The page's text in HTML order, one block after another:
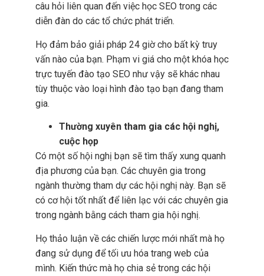
câu hỏi liên quan đến việc học SEO trong các
diễn đàn do các tổ chức phát triển.
Họ đảm bảo giải pháp 24 giờ cho bất kỳ truy
vấn nào của bạn. Phạm vi giá cho một khóa học
trực tuyến đào tạo SEO như vậy sẽ khác nhau
tùy thuộc vào loại hình đào tạo bạn đang tham
gia.
Thường xuyên tham gia các hội nghị,
cuộc họp
Có một số hội nghị bạn sẽ tìm thấy xung quanh
địa phương của bạn. Các chuyên gia trong
ngành thường tham dự các hội nghị này. Bạn sẽ
có cơ hội tốt nhất để liên lạc với các chuyên gia
trong ngành bằng cách tham gia hội nghị.
Họ thảo luận về các chiến lược mới nhất mà họ
đang sử dụng để tối ưu hóa trang web của
mình. Kiến thức mà họ chia sẻ trong các hội